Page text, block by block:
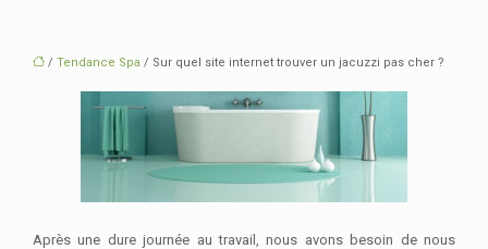
/ Tendance Spa / Sur quel site internet trouver un jacuzzi pas cher ?
Après une dure journée au travail, nous avons besoin de nous